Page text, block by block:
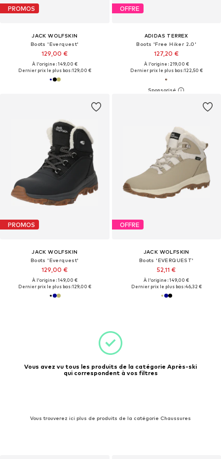
PROMOS
JACK WOLFSKIN
Boots 'Everquest'
129,00 €
À l'origine : 149,00 €
Dernier prix le plus bas :129,00 €
OFFRE
ADIDAS TERREX
Boots 'Free Hiker 2.0'
127,20 €
À l'origine : 219,00 €
Dernier prix le plus bas :122,50 €
PROMOS
JACK WOLFSKIN
Boots 'Everquest'
129,00 €
À l'origine : 149,00 €
Dernier prix le plus bas :129,00 €
OFFRE
JACK WOLFSKIN
Boots 'EVERQUEST'
52,11 €
À l'origine : 149,00 €
Dernier prix le plus bas :46,32 €
Vous avez vu tous les produits de la catégorie Après-ski
qui correspondent à vos filtres
Vous trouverez ici plus de produits de la catégorie Chaussures